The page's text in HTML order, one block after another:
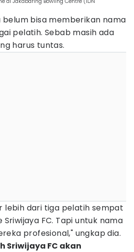
belum bisa memberikan nama
pelatih. Sebab masih ada
harus tuntas.
lebih dari tiga pelatih sempat
FC. Tapi untuk nama
profesional," ungkap dia.
Sriwijaya FC akan